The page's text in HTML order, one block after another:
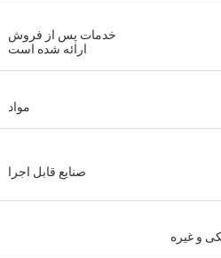
خدمات پس از فروش
ارائه شده است
مواد
صنایع قابل اجرا
و غیره